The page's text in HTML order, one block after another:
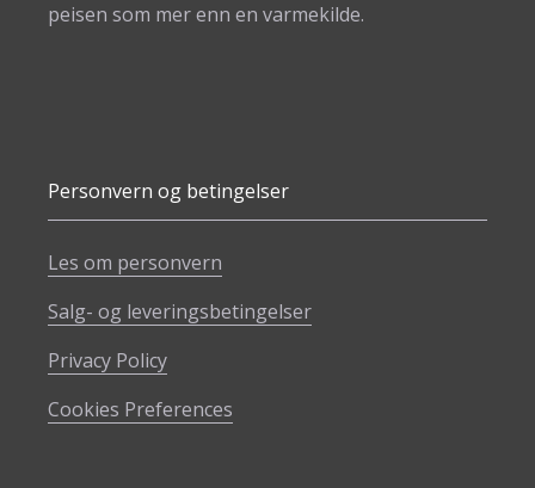
peisen som mer enn en varmekilde.
Personvern og betingelser
Les om personvern
Salg- og leveringsbetingelser
Privacy Policy
Cookies Preferences